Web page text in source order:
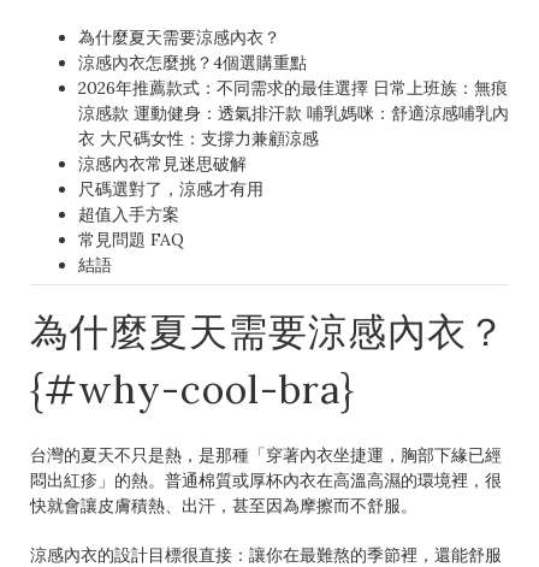
為什麼夏天需要涼感內衣？
涼感內衣怎麼挑？4個選購重點
2026年推薦款式：不同需求的最佳選擇 日常上班族：無痕
涼感款 運動健身：透氣排汗款 哺乳媽咪：舒適涼感哺乳內
衣 大尺碼女性：支撐力兼顧涼感
涼感內衣常見迷思破解
尺碼選對了，涼感才有用
超值入手方案
常見問題 FAQ
結語
為什麼夏天需要涼感內衣？
{#why-cool-bra}
台灣的夏天不只是熱，是那種「穿著內衣坐捷運，胸部下緣已經
悶出紅疹」的熱。普通棉質或厚杯內衣在高溫高濕的環境裡，很
快就會讓皮膚積熱、出汗，甚至因為摩擦而不舒服。
涼感內衣的設計目標很直接：讓你在最難熬的季節裡，還能舒服